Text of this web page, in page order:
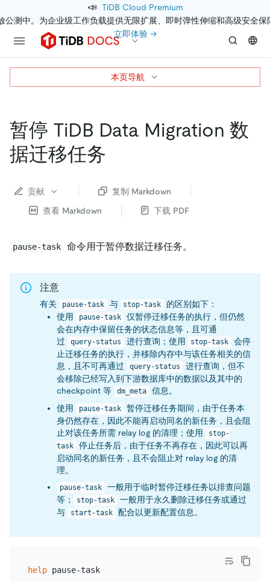
📣 TiDB Cloud Premium
公测中。为企业级工作负载提供无限扩展、即时弹性伸缩和高级安全保
立即体验 →
暂停 TiDB Data Migration 数
据迁移任务
贡献
复制 Markdown
查看 Markdown
下载 PDF
pause-task 命令用于暂停数据迁移任务。
注意
有关 pause-task 与 stop-task
的区别如下：
使用
pause-task
仅暂停迁移任务的执行，但仍然
会在内存中保留任务的状态信息等，且可通
过
query-status 进行查询；使用 stop-task
会停
止迁移任务的执行，并移除内存中与该任务相关的信
息，且不可再通过
query-status
进行查询，但不
会移除已经写入到下游数据库中的数据以及其中的
checkpoint 等
dm_meta
信息。
使用
pause-task
暂停迁移任务期间，由于任务本
身仍然存在，因此不能再启动同名的新任务，且会阻
止对该任务所需 relay log 的清理；使用
stop-
task
停止任务后，由于任务不再存在，因此可以再
启动同名的新任务，且不会阻止对 relay log 的清
理。
pause-task
一般用于临时暂停迁移任务以排查问题
等；
stop-task
一般用于永久删除迁移任务或通过
与
start-task 配合以更新配置信息。
help pause-task
本页导航